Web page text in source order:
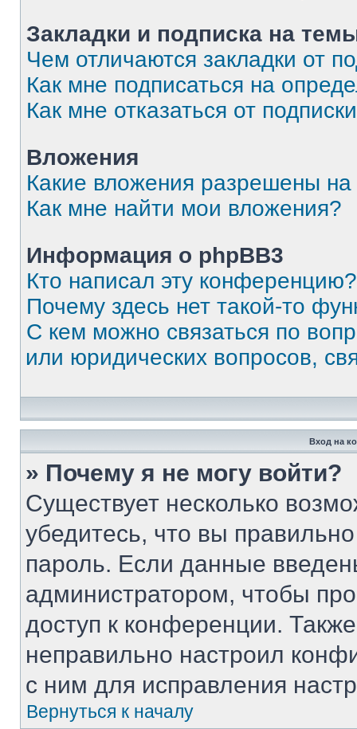
Закладки и подписка на
Чем отличаются закладки от
Как мне подписаться на
Как мне отказаться от
Вложения
Какие вложения разрешены
Как мне найти мои вложения?
Информация о phpBB3
Кто написал эту конференцию?
Почему здесь нет такой-то
С кем можно связаться по
или юридических вопросов,
Вход на
» Почему я не могу войти?
Существует несколько
убедитесь, что вы
пароль. Если данные
администратором, чтобы
доступ к конференции.
неправильно настроил
с ним для исправления
Вернуться к началу